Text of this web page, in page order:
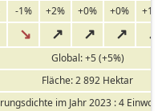
-1% +2% +0% +0%
+1%
↘ ↗ ↗ ↗ ↗
Global: +5 (+5%)
Fläche: 2 892 Hektar
im Jahr 2023 : 4